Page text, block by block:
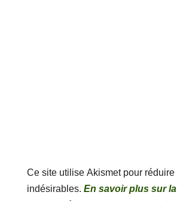
Ce site utilise Akismet pour réduire
indésirables. En savoir plus sur